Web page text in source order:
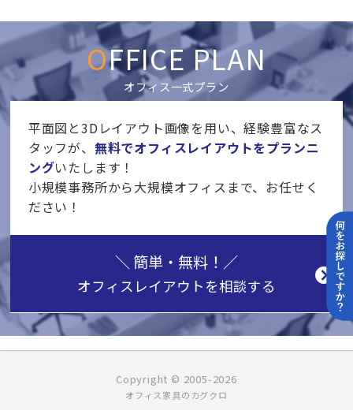
OFFICE PLAN
オフィス一式プラン
平面図と3Dレイアウト画像を用い、経験豊富なス
タッフが、 無料でオフィスレイアウトをプランニ
ングいたします！
小規模事務所から大規模オフィスまで、お任せく
ださい！
＼ 簡単・無料！／
オフィスレイアウト を相談する
Copyright © 2005-2026
オフィス家具のカグクロ